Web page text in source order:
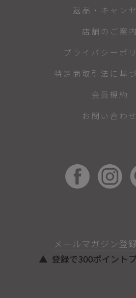
メールマガジン登録
登録で300ポイント
返品・キャン
店舗のご案内
プライバシーポ
特定商取引法に基
会員規約
お問い合わせ